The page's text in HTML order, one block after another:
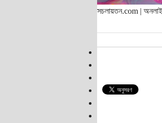
সচলায়তন.com |